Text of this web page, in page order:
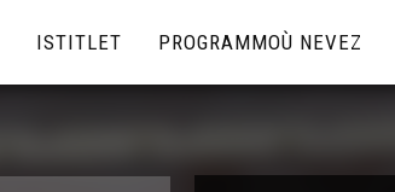
ISTITLET PROGRAMMOÙ NEVEZ